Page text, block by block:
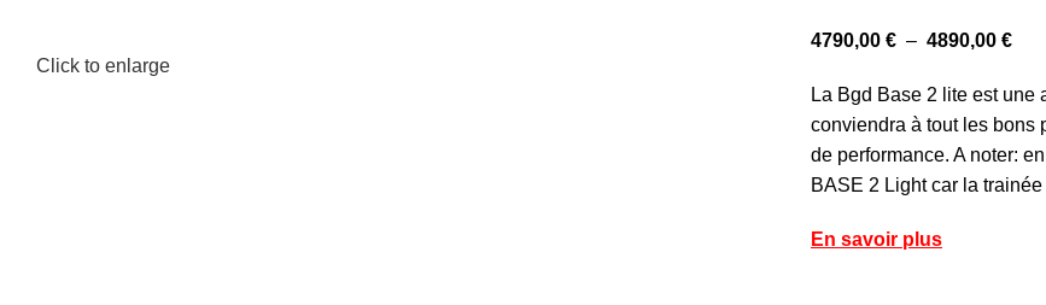
Click to enlarge
4790,00 € – 4890,00 €
La Bgd Base 2 lite est
conviendra à tout les bons
de performance. A noter:
BASE 2 Light car la
En savoir plus